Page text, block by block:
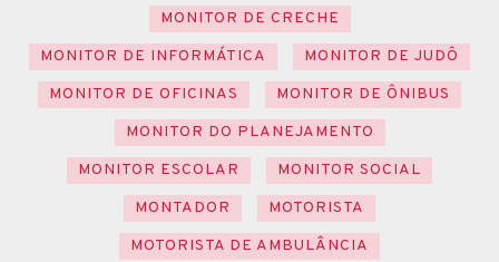
MONITOR DE CRECHE
MONITOR DE INFORMÁTICA
MONITOR DE JUDÔ
MONITOR DE OFICINAS
MONITOR DE ÔNIBUS
MONITOR DO PLANEJAMENTO
MONITOR ESCOLAR
MONITOR SOCIAL
MONTADOR
MOTORISTA
MOTORISTA DE AMBULÂNCIA